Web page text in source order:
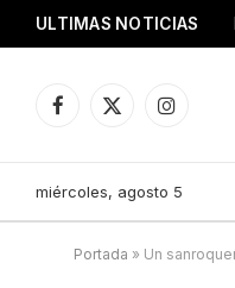
ULTIMAS NOTICIAS
Facebook
X
Instagram
miércoles, agosto 5
Portada » Un